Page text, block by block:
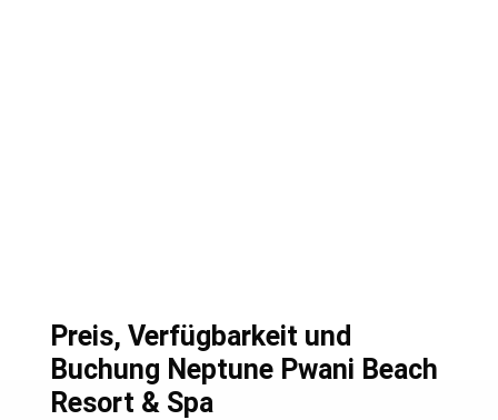
Preis, Verfügbarkeit und
Buchung Neptune Pwani Beach
Resort & Spa